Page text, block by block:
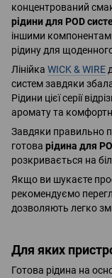
концентрований
рідини для POD
іншими
рідину для
Лінійка WICK & WIRE
систем завдяки
Рідини цієї серії
аромату та
Завдяки правильно
готова рідина для
розкривається на
Якщо ви шукаєте
рекомендуємо
дозволяють легко
Для яких
Готова рідина на